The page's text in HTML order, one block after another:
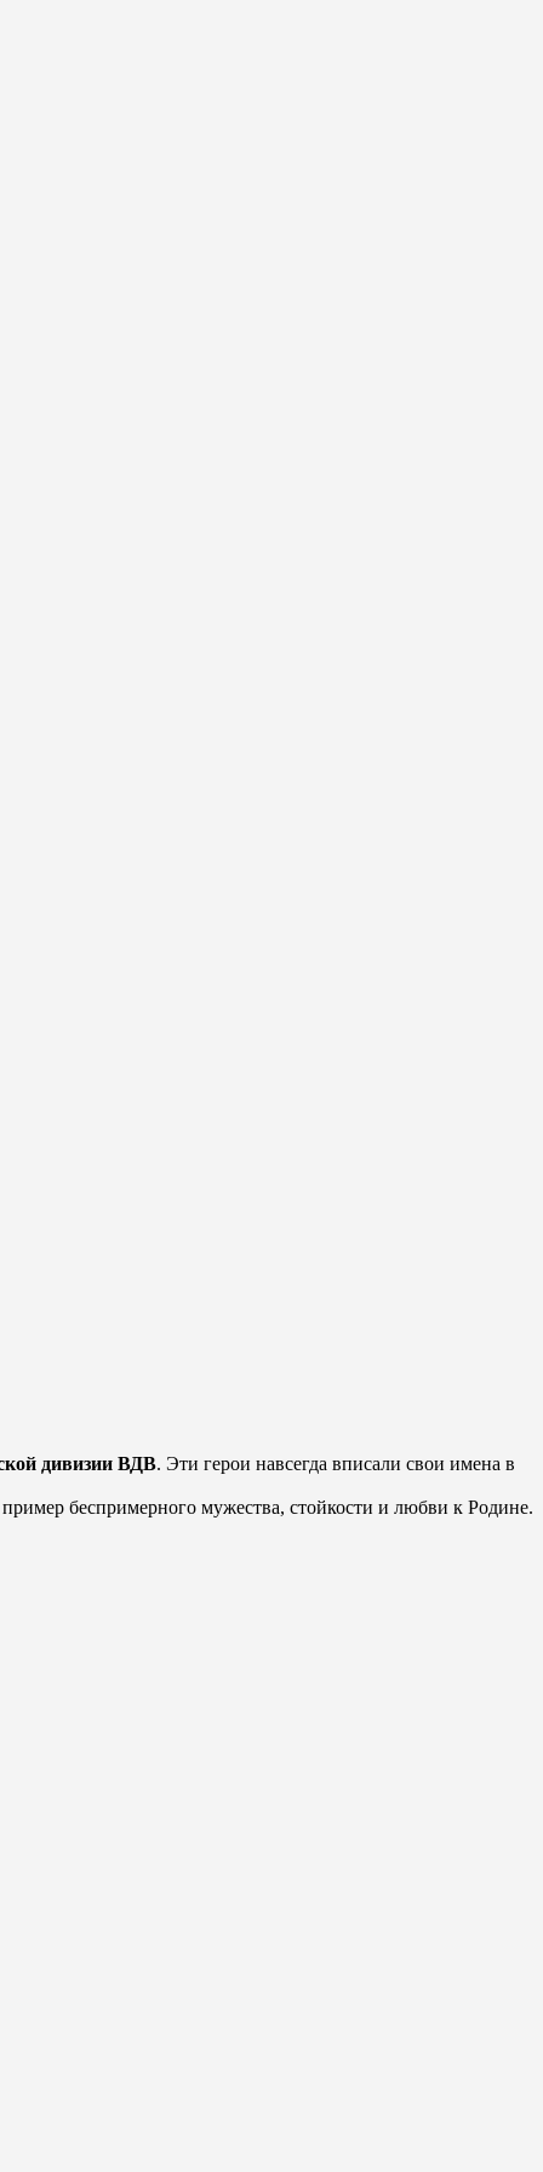
дивизии ВДВ. Эти герои навсегда вписали свои имена в
беспримерного мужества, стойкости и любви к Родине.